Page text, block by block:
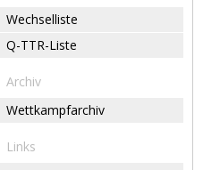
Wechselliste
Q-TTR-Liste
Archiv
Wettkampfarchiv
Links